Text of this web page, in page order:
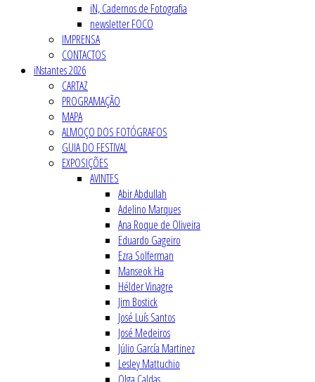
iN, Cadernos de Fotografia
newsletter FOCO
IMPRENSA
CONTACTOS
iNstantes 2026
CARTAZ
PROGRAMAÇÃO
MAPA
ALMOÇO DOS FOTÓGRAFOS
GUIA DO FESTIVAL
EXPOSIÇÕES
AVINTES
Abir Abdullah
Adelino Marques
Ana Roque de Oliveira
Eduardo Gageiro
Ezra Solferman
Manseok Ha
Hélder Vinagre
Jim Bostick
José Luís Santos
José Medeiros
Júlio García Martinez
Lesley Mattuchio